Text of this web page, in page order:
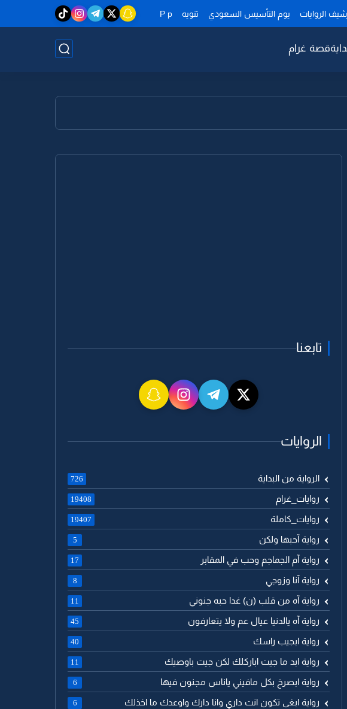
الروايات يوم التأسيس السعودي تنويه P p
قصة غرام
تابعنا
الروايات
الرواية من البداية 726
روايات_غرام 19408
روايات_كاملة 19407
رواية آحبها ولكن 5
رواية آم الجماجم وحب في المقابر 17
رواية آنا وزوجي 8
رواية آه من قلب (ن) غدا حبه جنوني 11
رواية آه يالدنيا عيال عم ولا يتعارفون 45
رواية ابجيب راسك 40
رواية ابد ما جيت اباركلك لكن جيت باوصيك 11
رواية ابصرخ بكل مافيني ياناس مجنون فيها 6
رواية ابغى تكون انت داري وانا دارك واوعدك ما اخذلك 6